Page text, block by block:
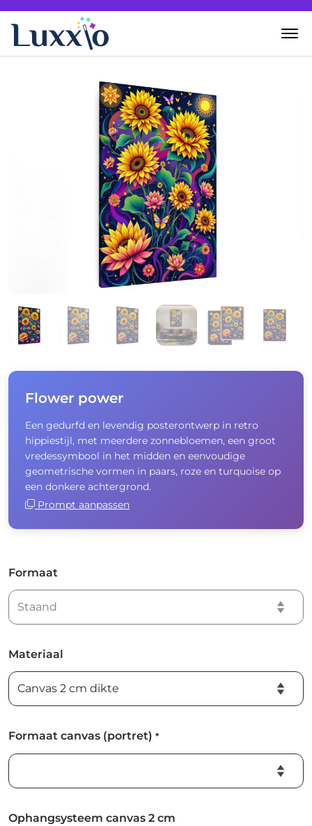
Flower power
Een gedurfd en levendig posterontwerp in retro
hippiestijl, met meerdere zonnebloemen, een groot
vredessymbool in het midden en eenvoudige
geometrische vormen in paars, roze en turquoise op
een donkere achtergrond.
Prompt aanpassen
Formaat
Materiaal
Formaat canvas (portret) *
Ophangsysteem canvas 2 cm